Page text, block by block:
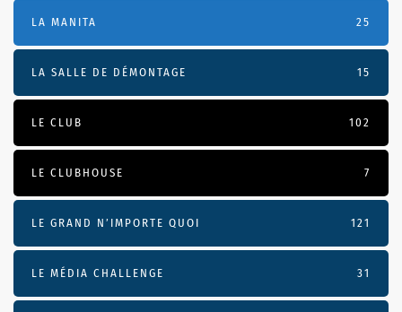
LA MANITA 25
LA SALLE DE DÉMONTAGE 15
LE CLUB 102
LE CLUBHOUSE 7
LE GRAND N’IMPORTE QUOI 121
LE MÉDIA CHALLENGE 31